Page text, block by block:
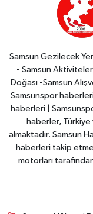
Samsun Gezilecek
- Samsun
Doğası -Samsun
Samsunspor
haberleri |
haberler,
almaktadır. Samsun
haberleri takip
motorları